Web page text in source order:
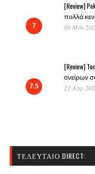
7
[Review]
πολλά
09 Μάι
7.5
[Review]
ονείρων
21 Απρ
ΤΕΛΕΥΤΑΊΟ DIRECT: